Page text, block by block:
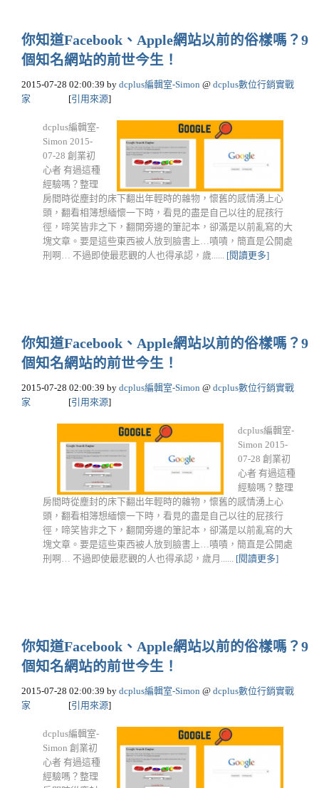
你知道Facebook、Apple網站以前的俗樣嗎？9
個知名網站的前世今生！
2015-07-28 02:00:39 by dcplus編輯室-Simon @ dcplus數位行銷實戰
家
[引用來源]
dcplus編輯室-
Simon 2015-
07-28 創業初
心者 有過這種
經驗嗎？整理
房間時從塵封的床下翻出年輕時的雜物，懷舊的感情湧上心
頭，翻看相簿想緬懷一下時，看見的盡是自己以往的屁孩行
徑，啼笑皆非之下，翻開旁邊的筆記本，卻滿是以前亂寫的大
塊文章。要是這些東西被人放到臉書上…嘖嘖，簡直是公開處
刑啊… 不過即使最悲觀的人也得承認，歲...... [閱讀更多]
你知道Facebook、Apple網站以前的俗樣嗎？9
個知名網站的前世今生！
2015-07-28 02:00:39 by dcplus編輯室-Simon @ dcplus數位行銷實戰
家
[引用來源]
dcplus編輯室-
Simon 2015-
07-28 創業初
心者 有過這種
經驗嗎？整理
房間時從塵封的床下翻出年輕時的雜物，懷舊的感情湧上心
頭，翻看相簿想緬懷一下時，看見的盡是自己以往的屁孩行
徑，啼笑皆非之下，翻開旁邊的筆記本，卻滿是以前亂寫的大
塊文章。要是這些東西被人放到臉書上…嘖嘖，簡直是公開處
刑啊… 不過即使最悲觀的人也得承認，歲月...... [閱讀更多]
你知道Facebook、Apple網站以前的俗樣嗎？9
個知名網站的前世今生！
2015-07-28 02:00:39 by dcplus編輯室-Simon @ dcplus數位行銷實戰
家
[引用來源]
dcplus編輯室-
Simon 創業初
心者 有過這種
經驗嗎？整理